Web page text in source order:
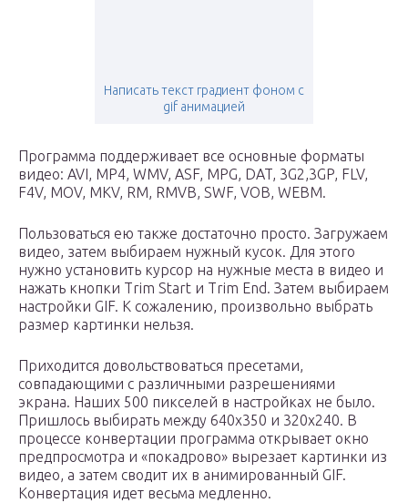
Написать текст градиент фоном с
gif анимацией
Программа поддерживает все основные форматы
видео: AVI, MP4, WMV, ASF, MPG, DAT, 3G2,3GP, FLV,
F4V, MOV, MKV, RM, RMVB, SWF, VOB, WEBM.
Пользоваться ею также достаточно просто. Загружаем
видео, затем выбираем нужный кусок. Для этого
нужно установить курсор на нужные места в видео и
нажать кнопки Trim Start и Trim End. Затем выбираем
настройки GIF. К сожалению, произвольно выбрать
размер картинки нельзя.
Приходится довольствоваться пресетами,
совпадающими с различными разрешениями
экрана. Наших 500 пикселей в настройках не было.
Пришлось выбирать между 640х350 и 320х240. В
процессе конвертации программа открывает окно
предпросмотра и «покадрово» вырезает картинки из
видео, а затем сводит их в анимированный GIF.
Конвертация идет весьма медленно.